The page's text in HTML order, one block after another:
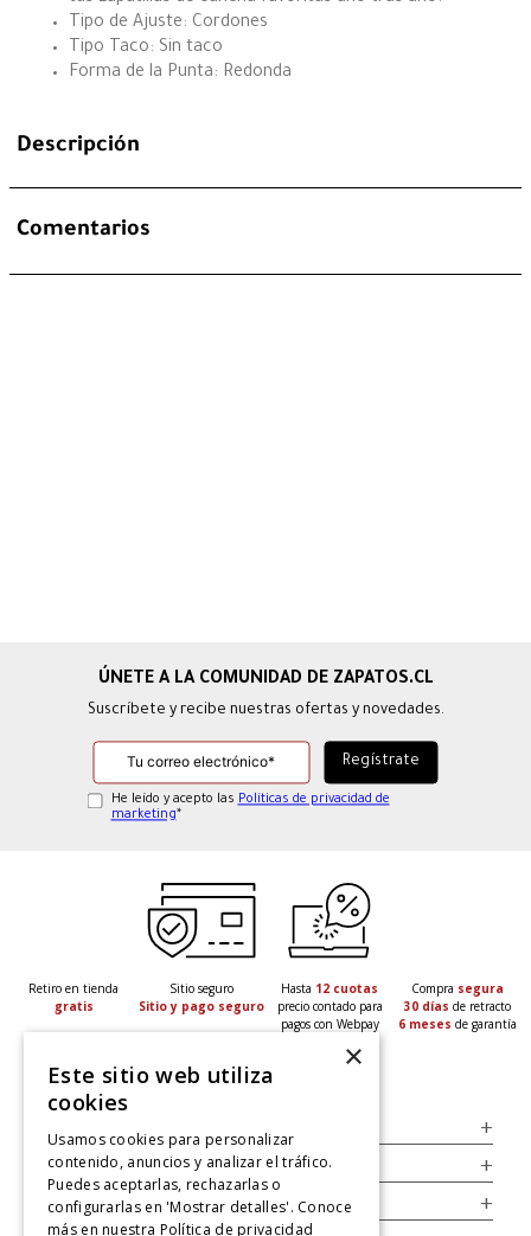
Tipo de Ajuste: Cordones
Tipo Taco: Sin taco
Forma de la Punta: Redonda
Descripción
Comentarios
Suscríbete y recibe nuestras ofertas y novedades.
He leído y acepto las Políticas de privacidad de
marketing*
Retiro en tienda
gratis
Sitio seguro
Sitio y pago seguro
Hasta 12 cuotas
precio contado para
pagos con Webpay
Compra segura
30 días de retracto
6 meses de garantía
+
Legal +
Cuenta +
×
Este sitio web utiliza
cookies
Usamos cookies para personalizar
contenido, anuncios y analizar el tráfico.
Puedes aceptarlas, rechazarlas o
configurarlas en 'Mostrar detalles'. Conoce
más en nuestra Política de privacidad